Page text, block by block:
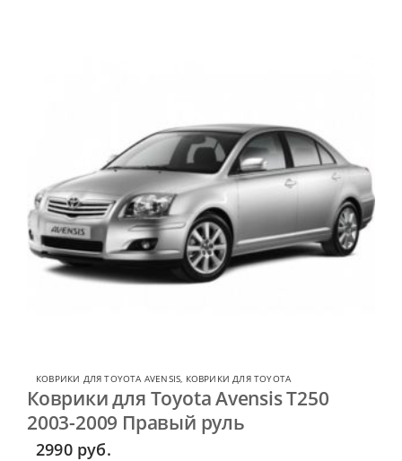
КОВРИКИ ДЛЯ TOYOTA AVENSIS КОВРИКИ ДЛЯ TOYOTA
Коврики для Toyota Avensis T250
2003-2009 Правый руль
2990 руб.